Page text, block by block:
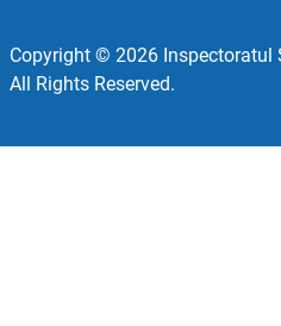
Copyright © 2026 Inspectoratul
All Rights Reserved.